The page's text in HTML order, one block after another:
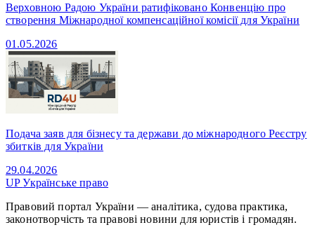
Верховною Радою України ратифіковано Конвенцію про
створення Міжнародної компенсаційної комісії для України
01.05.2026
Подача заяв для бізнесу та держави до міжнародного Реєстру
збитків для України
29.04.2026
UPУкраїнське право
Правовий портал України — аналітика, судова практика,
законотворчість та правові новини для юристів і громадян.